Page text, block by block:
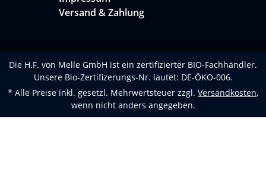
Versand & Zahlung
Die H.F. von Melle GmbH ist ein zertifizierter BIO-Fachhändler.
Unsere Bio-Zertifizerungs-Nr. lautet: DE-ÖKO-006.
* Alle Preise inkl. gesetzl. Mehrwertsteuer zzgl. Versandkosten,
wenn nicht anders angegeben.